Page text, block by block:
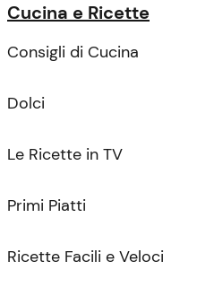
Cucina e Ricette
Consigli di Cucina
Dolci
Le Ricette in TV
Primi Piatti
Ricette Facili e Veloci